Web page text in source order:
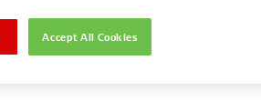
Accept All Cookies